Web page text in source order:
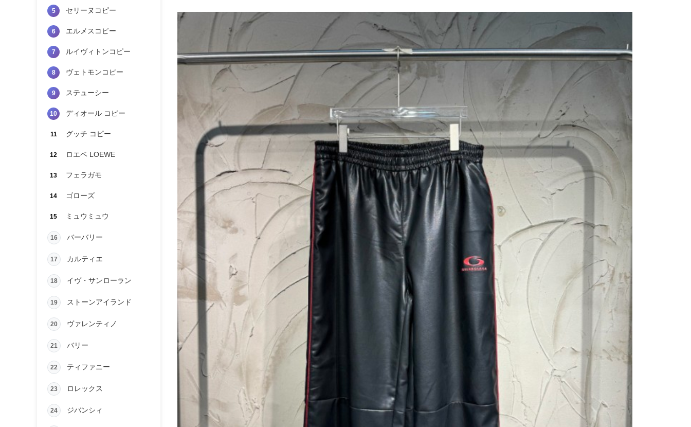
5 セリーヌコピー
6 エルメスコピー
7 ルイヴィトンコピー
8 ヴェトモンコピー
9 ステューシー
10 ディオール コピー
11 グッチ コピー
12 ロエベ LOEWE
13 フェラガモ
14 ゴローズ
15 ミュウミュウ
16 バーバリー
17 カルティエ
18 イヴ・サンローラン
19 ストーンアイランド
20 ヴァレンティノ
21 バリー
22 ティファニー
23 ロレックス
24 ジバンシィ